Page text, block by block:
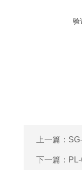
验
上一篇：
下一篇：